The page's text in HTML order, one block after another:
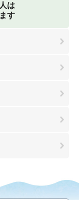
は
す